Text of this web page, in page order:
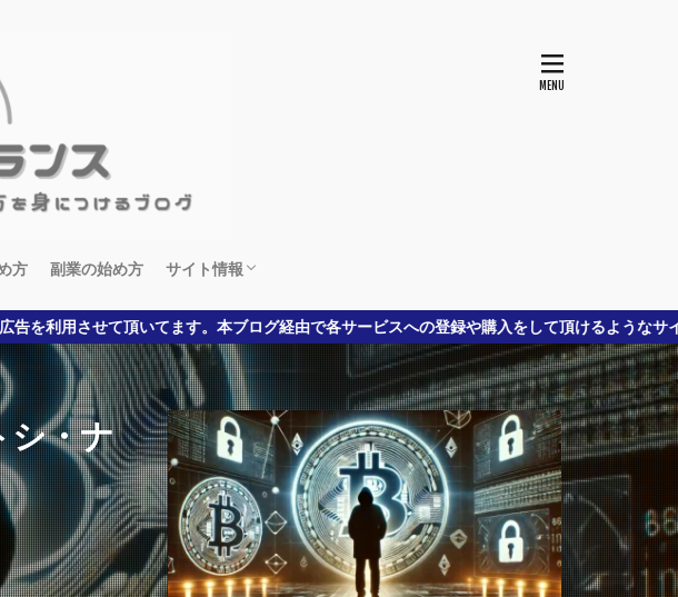
方 副業の始め方 サイト情報
運営者情報とサイト説明
プライバシーポリシー
お問合わせ
す。本ブログ経由で各サービスへの登録や購入をして頂けるようなサイトを目指しています。
シ・ナ